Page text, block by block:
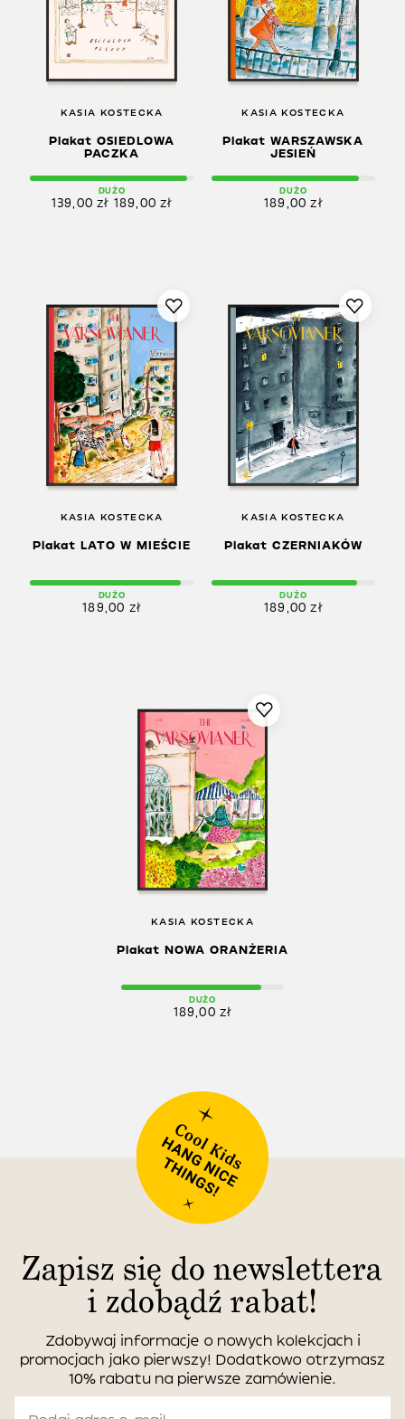
KASIA KOSTECKA
Plakat OSIEDLOWA
PACZKA
DUŻO
139,00zł 189,00zł
KASIA KOSTECKA
Plakat WARSZAWSKA
JESIEŃ
DUŻO
189,00zł
KASIA KOSTECKA
Plakat LATO W MIEŚCIE
DUŻO
189,00 zł
KASIA KOSTECKA
Plakat CZERNIAKÓW
DUŻO
189,00zł
KASIA KOSTECKA
Plakat NOWA ORANŻERIA
DUŻO
189,00 zł
Zapisz się do newslettera
i zdobądź rabat!
Zdobywaj informacje o nowych kolekcjach i
promocjach jako pierwszy! Dodatkowo otrzymasz
10% rabatu na pierwsze zamówienie.